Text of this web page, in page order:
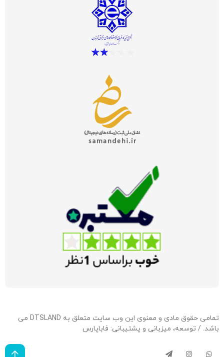
تمامی حقوق مادی و معنوی این وب سایت متعلق به DTSLAND می
باشد. / توسعه، میزبانی و پشتیبانی: فاباپارس